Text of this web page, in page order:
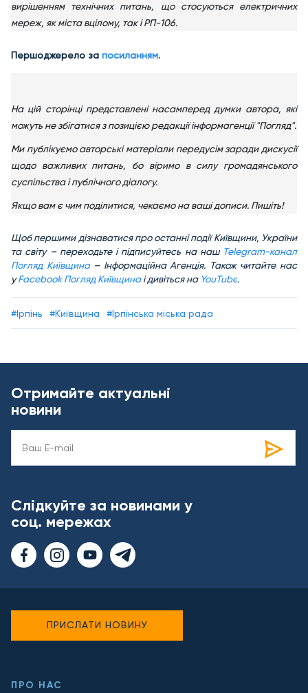
вирішенням технічних питань, що стосуються електричних
мереж, як міста вцілому, так і РП-106.
Першоджерело за посиланням.
На цій сторінці представлені насамперед думки автора, які
можуть не збігатися з позицією редакції інформагенції "Погляд".
Ми публікуємо авторські матеріали передусім заради дискусії
щодо важливих питань, бо віримо в силу громадянського
суспільства і публічного діалогу.
Якщо вам є чим поділитися, чекаємо на ваші дописи. Пишіть!
Щоб першими дізнаватися про останні події Київщини, України
та світу – переходьте і підписуйтесь на наш Telegram-канал
Погляд Київщина– Інформаційна Агенція. Також читайте нас
уFacebook Погляд Київщина і дивіться на YouTube.
#Ірпінь #Київщина #Ірпінська міська рада
Отримайте актуальні
новини
Слідкуйте за новинами у
соц. мережах
ПРО НАС
ПРИСЛАТИ НОВИНУ